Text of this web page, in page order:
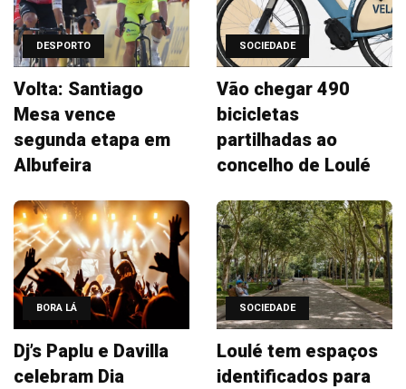
DESPORTO
Volta: Santiago
Mesa vence
segunda etapa em
Albufeira
SOCIEDADE
Vão chegar 490
bicicletas
partilhadas ao
concelho de Loulé
BORA LÁ
Dj’s Paplu e Davilla
celebram Dia
SOCIEDADE
Loulé tem espaços
identificados para